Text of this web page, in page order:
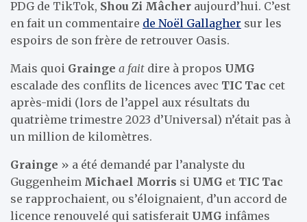
PDG de TikTok, Shou Zi Mâcher aujourd’hui. C’est
en fait un commentaire de Noël Gallagher sur les
espoirs de son frère de retrouver Oasis.
Mais quoi Grainge a fait dire à propos UMG
escalade des conflits de licences avec TIC Tac cet
après-midi (lors de l’appel aux résultats du
quatrième trimestre 2023 d’Universal) n’était pas à
un million de kilomètres.
Grainge » a été demandé par l’analyste du
Guggenheim Michael Morris si UMG et TIC Tac
se rapprochaient, ou s’éloignaient, d’un accord de
licence renouvelé qui satisferait UMG infâmes